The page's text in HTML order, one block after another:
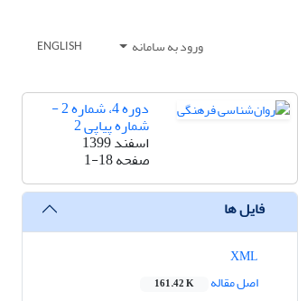
ورود به سامانه ENGLISH
دوره 4، شماره 2 -
شماره پیاپی 2
اسفند 1399
صفحه1-18
فایل ها
اصل مقاله
161.42 K